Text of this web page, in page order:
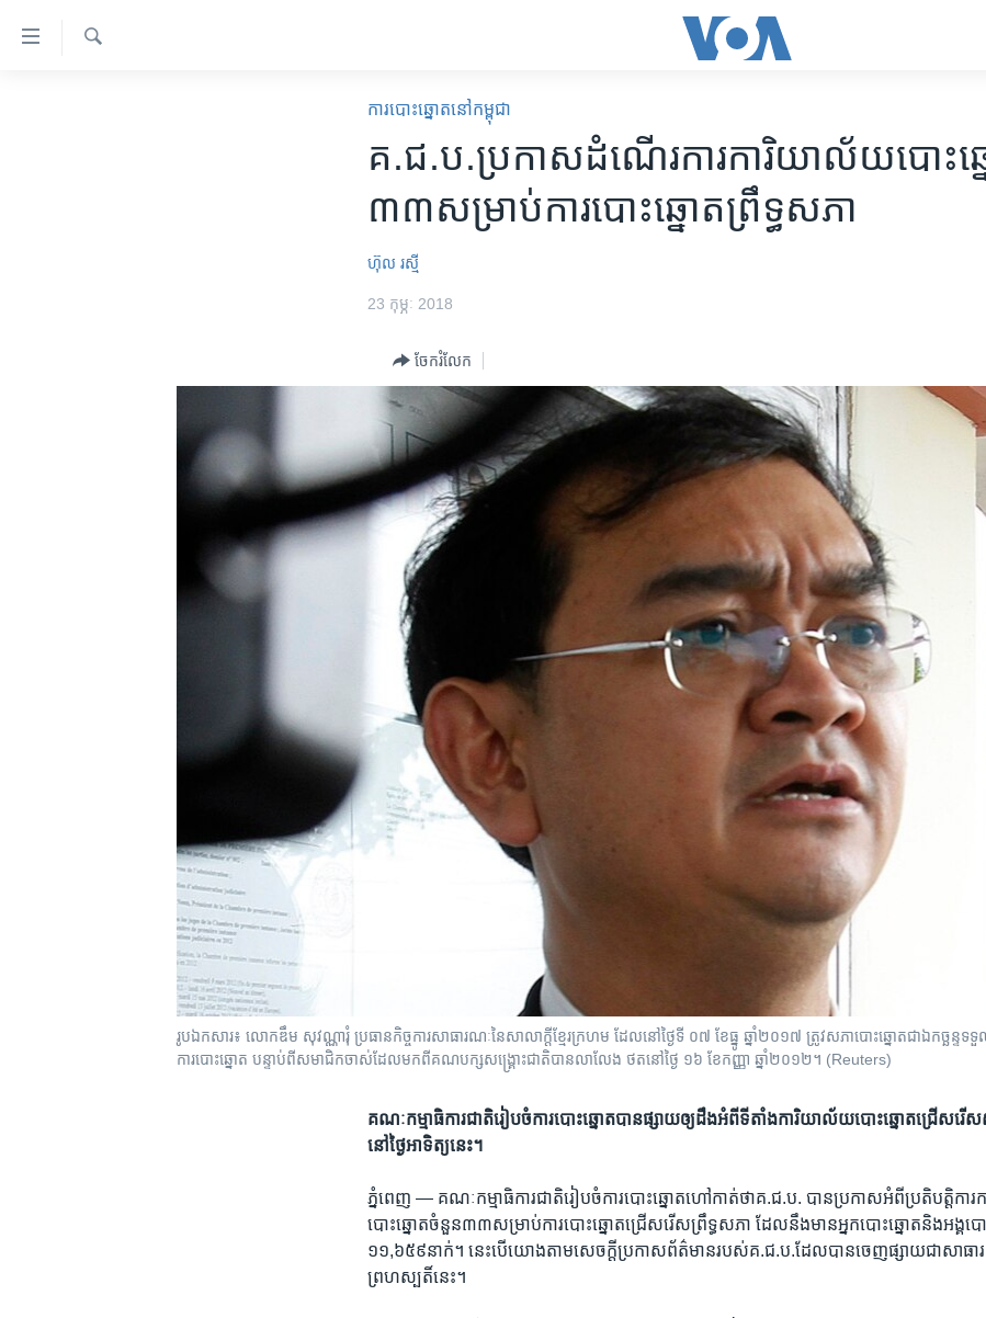
ទៅ​
​ការ​បោះឆ្នោត​​នៅ​កម្ពុជា
គ.ជ.ប.​ប្រកាស​ដំណើរការ​ការិយាល័យ​បោះឆ្
៣៣​សម្រាប់​ការ​បោះ​ឆ្នោត​ព្រឹទ្ធ​សភា
ហ៊ុល រស្មី
23 កុម្ភៈ 2018
ចែករំលែក
រូបឯកសារ៖ លោក​ឌឹម សុវណ្ណារុំ​ ប្រធាន​កិច្ចការ​សាធារណៈ​នៃ​សាលាក្តី​ខ្មែរ​ក្រហម ដែល​នៅ​ថ្ងៃទី ០៧ ខែធ្នូ ឆ្នាំ២០១៧ ត្រូវ​សភា​បោះឆ្នោត​ជា​ឯកច្ឆន្ទ​
ការបោះឆ្នោត បន្ទាប់​ពី​សមាជិក​ចាស់​ដែល​មក​ពី​គណបក្ស​សង្គ្រោះ​ជាតិ​បាន​លាលែង ថត​នៅ​ថ្ងៃ ១៦ ខែកញ្ញា ឆ្នាំ២០១២។ (Reuters)
គណៈ​កម្មាធិការ​ជាតិ​រៀបចំ​ការ​បោះឆ្នោត​បាន​​ផ្សាយ​ឲ្យ​ដឹង​អំពី​ទីតាំង​ការិយាល័យ​បោះឆ្នោត​ជ្រើស​រើ
នៅ​ថ្ងៃ​អាទិត្យ​នេះ។
ភ្នំពេញ — គណៈ​កម្មាធិការ​ជាតិ​រៀបចំ​ការបោះ​ឆ្នោត​ហៅកាត់​ថា​គ.ជ.ប.​ បាន​ប្រកាសអំពី​ប្រតិបតិ្ត​កា
បោះឆ្នោត​ចំនួន​៣៣​សម្រាប់​ការ​បោះឆ្នោត​ជ្រើស​រើស​ព្រឹទ្ធ​សភា​ ដែល​នឹង​មាន​អ្នក​បោះឆ្នោត​និង​អង្គ​ប
១១,៦៥៩​នាក់។​ នេះ​បើ​យោង​តាម​សេចក្តី​ប្រកាស​ព័ត៌មាន​របស់​គ.ជ.ប.​ដែល​បានចេញ​ផ្សាយ​ជា​សាធា
ព្រហស្បតិ៍​នេះ។​